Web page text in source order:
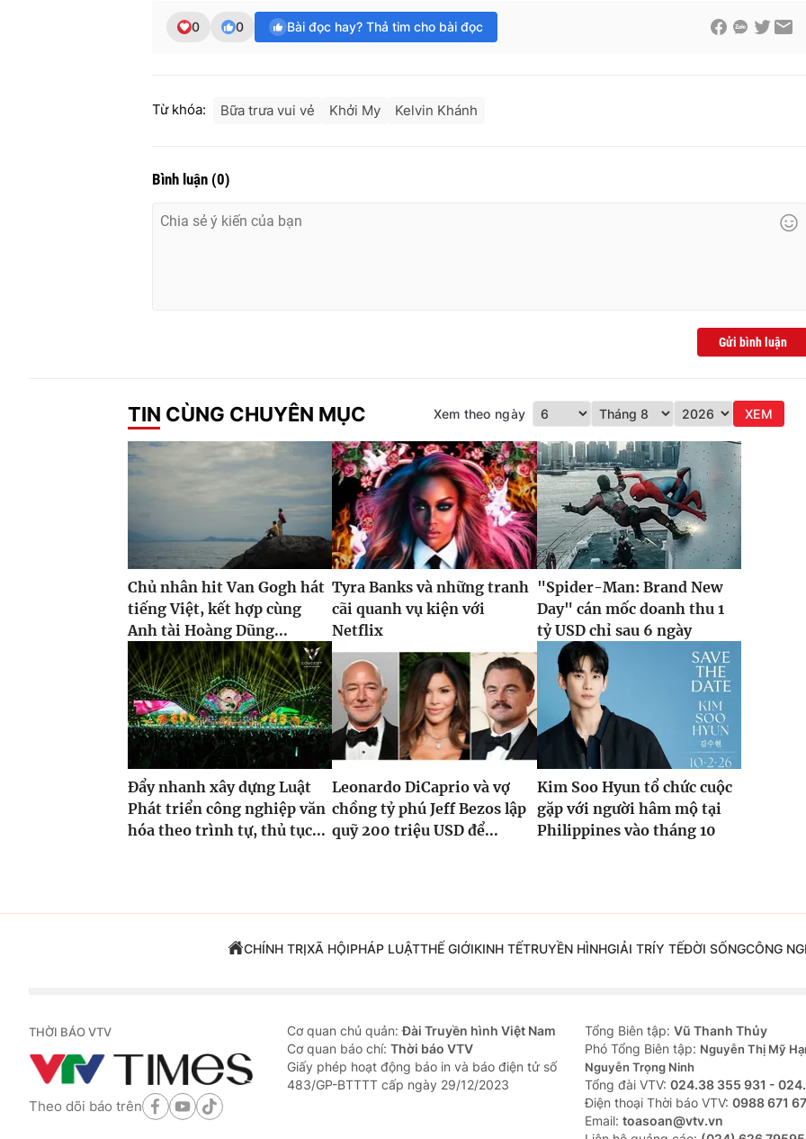
0 0 Bài đọc hay? Thả tim cho bài đọc
Từ khóa: Bữa trưa vui vẻ Khởi My Kelvin Khánh
Bình luận (0)
Gửi bình luận
TIN CÙNG CHUYÊN MỤC Xem theo ngày XEM
Chủ nhân hit Van Gogh hát
tiếng Việt, kết hợp cùng
Anh tài Hoàng Dũng...
Tyra Banks và những tranh
cãi quanh vụ kiện với
Netflix
"Spider-Man: Brand New
Day" cán mốc doanh thu 1
tỷ USD chỉ sau 6 ngày
Đẩy nhanh xây dựng Luật
Phát triển công nghiệp văn
hóa theo trình tự, thủ tục...
Leonardo DiCaprio và vợ
chồng tỷ phú Jeff Bezos lập
quỹ 200 triệu USD để...
Kim Soo Hyun tổ chức cuộc
gặp với người hâm mộ tại
Philippines vào tháng 10
CHÍNH TRỊXÃ HỘIPHÁP LUẬTTHẾ GIỚIKINH TẾTRUYỀN HÌNHGIẢI TRÍY TẾĐỜI SỐNGCÔNG
THỜI BÁO VTV
Theo dõi báo trên
Cơ quan chủ quản:Đài Truyền hình Việt Nam
Cơ quan báo chí: Thời báo VTV
Giấy phép hoạt động báo in và báo điện tử số
483/GP-BTTTT cấp ngày 29/12/2023
Tổng Biên tập: Vũ Thanh Thủy
Phó Tổng Biên tập: Nguyễn Thị Mỹ
Nguyễn Trọng Ninh
Tổng đài VTV: 024.38 355 931 -
Ðiện thoại Thời báo VTV: 0988 671
Email: toasoan@vtv.vn